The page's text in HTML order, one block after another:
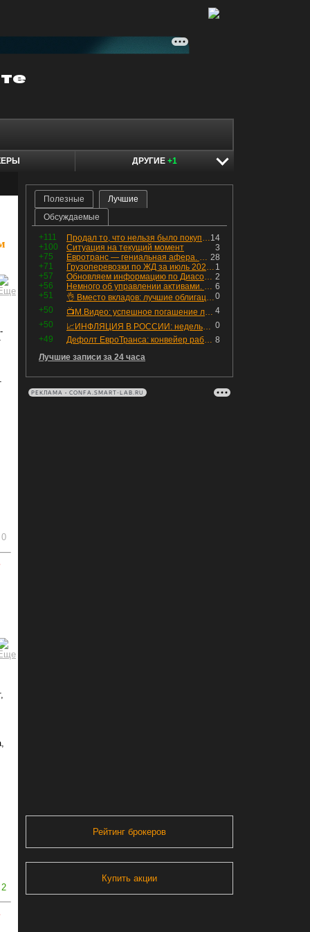
ДРУГИЕ +1
0
2
Полезные
Лучшие
Обсуждаемые
+111 14
Продал то, что нельзя было покупать. Изменения в портфеле
+100
3
Ситуация на текущий момент
+75
28
Евротранс — гениальная афера. Собрал с инвесторов денег, выплатил дивидендов больше текущей капитализации и ушёл в дефолт
+71
1
Грузоперевозки по ЖД за июль 2026 г. — четвёртый месяц подряд роста, чёрные металлы на уровне прошлого года, а каменный уголь в плюсе.
+57
2
Обновляем информацию по Диасофту: дивиденды и выкуп
+56
6
Немного об управлении активами. Для заинтересованных
+51
0
👌 Вместо вкладов: лучшие облигации — только супер надёжные
+50
4
📺М.Видео: успешное погашение любимого флоатера
+50
0
📈ИНФЛЯЦИЯ В РОССИИ: недельная дефляция, но в годовом выражении рост 😢
+49
8
Дефолт ЕвроТранса: конвейер работает исправно
Лучшие записи за 24 часа
РЕКЛАМА • CONFA.SMART-LAB.RU
Рейтинг брокеров
Купить акции